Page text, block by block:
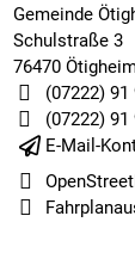
Gemeinde
Schulstraße 3
76470
(07222) 91
(07222) 91
E-Mail-